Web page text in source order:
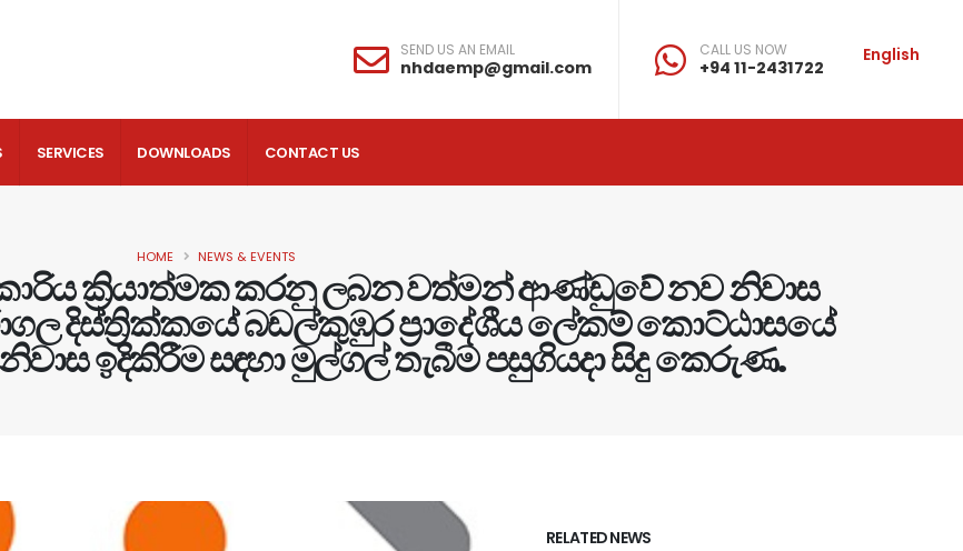
SEND US AN EMAIL
nhdaemp@gmail.com
CALL US NOW
+94 11-2431722
English
SERVICES DOWNLOADS CONTACT US
ක්‍රියාත්මක කරනු ලබන වත්මන් ආණ්ඩුවේ නව නිවාස
දිස්ත්‍රික්කයේ බඩල්කුඹුර ප්‍රාදේශීය ලේකම් කොට්ඨාසයේ
ඉදිකිරීම සඳහා මුල්ගල් තැබීම පසුගියදා සිදු කෙරුණ.
HOME NEWS & EVENTS
RELATED NEWS